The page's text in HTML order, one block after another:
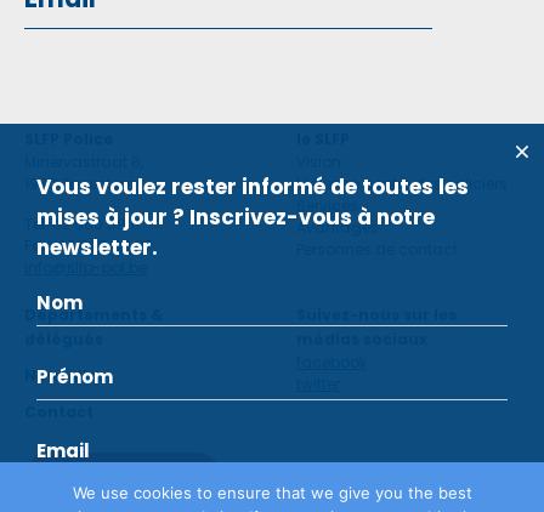
We use cookies to ensure that we give you the best
1930 Zaventem
Tel: 02 660 59 11
Fax: 02 660 50 97
Violence contre des policiers
Avantages
Départements &
Nouvelles
Vous voulez rester informé de toutes les
mises à jour ? Inscrivez-vous à notre
newsletter.